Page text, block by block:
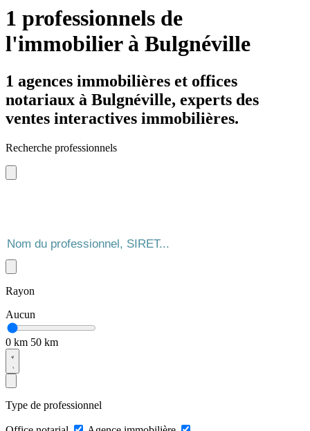
1 professionnels de
l'immobilier à Bulgnéville
1 agences immobilières et offices
notariaux à Bulgnéville, experts des
ventes interactives immobilières.
Recherche professionnels
Rayon
Aucun
0 km 50 km
Type de professionnel